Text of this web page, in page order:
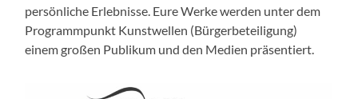
persönliche Erlebnisse. Eure Werke werden unter dem
Programmpunkt Kunstwellen (Bürgerbeteiligung)
einem großen Publikum und den Medien präsentiert.